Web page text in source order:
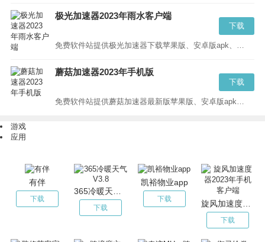
极光加速器2023年雨水客户端
免费软件站提供极光加速器下载苹果版、安卓版apk、PC版等版本的下载,极光npv加速器蓝奏云、百度云请直接点击“立即下载”...
下载
蘑菇加速器2023年手机版
免费软件站提供蘑菇加速器最新版苹果版、安卓版apk、PC版等版本的下载,蘑菇npv加速器蓝奏云、百度云请直接点击“立即下载”...
下载
游戏
应用
有伴
下载
下载
凯裕物业app
下载
下载